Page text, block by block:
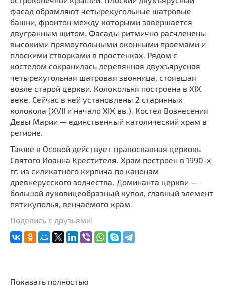
фасад обрамляют четырехугольные шатровые
башни, фронтон между которыми завершается
двугранным щитом. Фасады ритмично расчленены
высокими прямоугольными оконными проемами и
плоскими створками в простенках. Рядом с
костелом сохранилась деревянная двухъярусная
четырехугольная шатровая звонница, стоявшая
возле старой церкви. Колокольня построена в XIX
веке. Сейчас в ней установлены 2 старинных
колокола (XVII и начало XIX вв.). Костел Вознесения
Девы Марии — единственный католический храм в
регионе.
Также в Осовой действует православная церковь
Святого Иоанна Крестителя. Храм построен в 1990-х
гг. из силикатного кирпича по канонам
древнерусского зодчества. Доминанта церкви —
большой луковицеобразный купол, главный элемент
пятикуполья, венчаемого храм.
Поделись с друзьями!
Показать полностью